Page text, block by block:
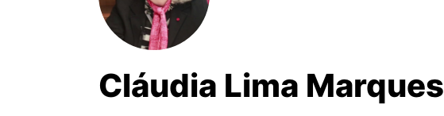
Cláudia Lima Marques